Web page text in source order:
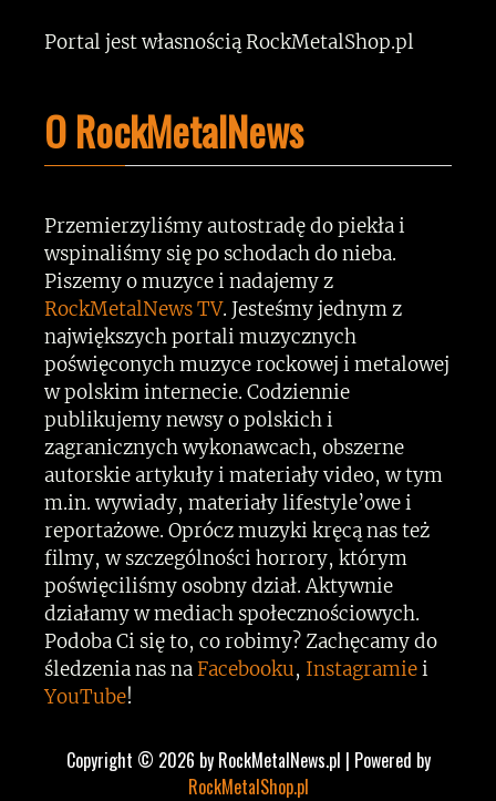
Portal jest własnością RockMetalShop.pl
O RockMetalNews
Przemierzyliśmy autostradę do piekła i
wspinaliśmy się po schodach do nieba.
Piszemy o muzyce i nadajemy z
RockMetalNews TV. Jesteśmy jednym z
największych portali muzycznych
poświęconych muzyce rockowej i metalowej
w polskim internecie. Codziennie
publikujemy newsy o polskich i
zagranicznych wykonawcach, obszerne
autorskie artykuły i materiały video, w tym
m.in. wywiady, materiały lifestyle’owe i
reportażowe. Oprócz muzyki kręcą nas też
filmy, w szczególności horrory, którym
poświęciliśmy osobny dział. Aktywnie
działamy w mediach społecznościowych.
Podoba Ci się to, co robimy? Zachęcamy do
śledzenia nas naFacebooku, Instagramiei
YouTube!
Copyright © 2026 by RockMetalNews.pl | Powered by
RockMetalShop.pl